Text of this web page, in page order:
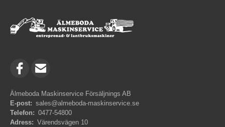
Älmeboda Maskinservice Försäljnings AB
E-post: sales@almeboda-maskinservice.se
Telefon: 0477-54800
Adress: Värendsvägen 10